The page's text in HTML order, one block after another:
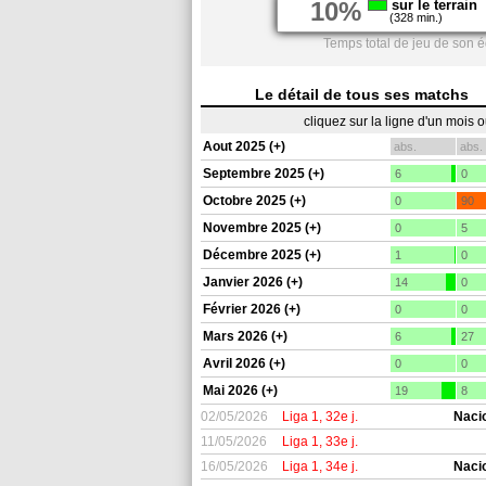
10% sur le terrain
(328 min.)
Temps total de jeu de son
Le détail de tous ses matchs
cliquez sur la ligne d'un mois
Aout 2025 (+)
abs. abs.
Septembre 2025 (+) 6 0
Octobre 2025 (+) 0 90
Novembre 2025 (+) 0 5
Décembre 2025 (+) 1 0
Janvier 2026 (+) 14 0
Février 2026 (+) 0 0
Mars 2026 (+) 6 27
Avril 2026 (+) 0 0
Mai 2026 (+) 19 8
02/05/2026 Liga 1, 32e j.
11/05/2026
Liga 1, 33e j.
16/05/2026
Liga 1, 34e j.